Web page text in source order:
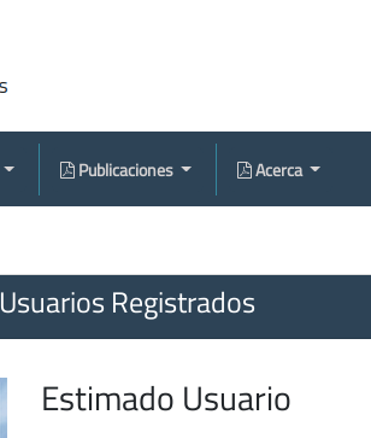
Publicaciones Acerca
Registrados
Estimado Usuario